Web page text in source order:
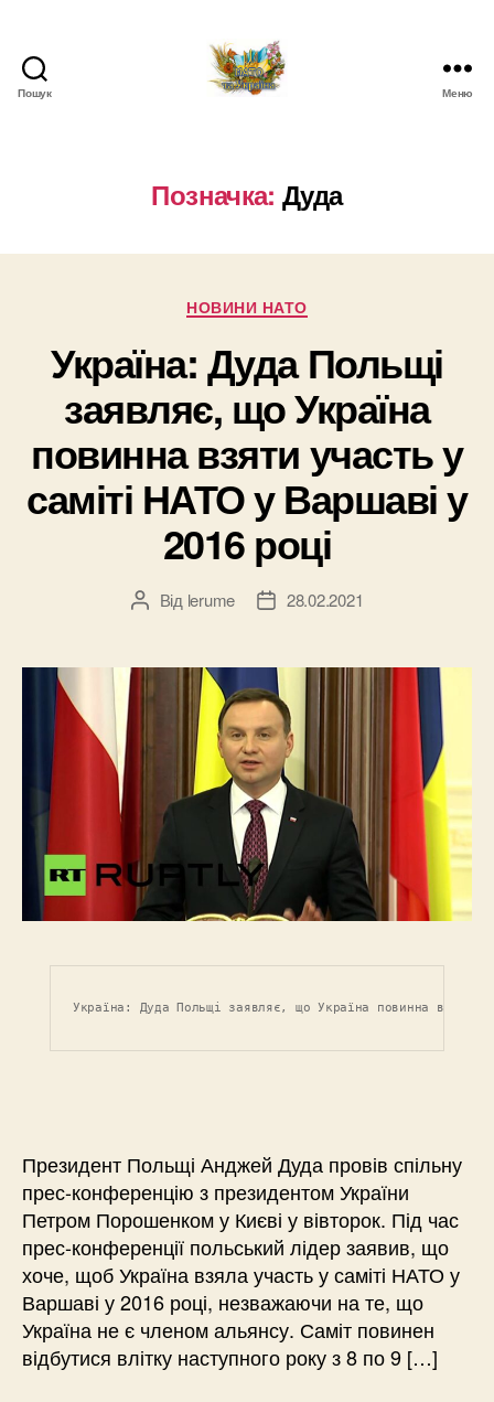
Пошук
Новини
про
в
Меню
Позначка: Дуда
Категорії
НОВИНИ НАТО
Україна: Дуда Польщі
заявляє, що Україна
повинна взяти участь у
саміті НАТО у Варшаві у
2016 році
Автор
Від lerume
Дата28.02.2021
Україна: Дуда Польщі заявляє, що Україна повинна взяти
Президент Польщі Анджей Дуда провів спільну
прес-конференцію з президентом України
Петром Порошенком у Києві у вівторок. Під час
прес-конференції польський лідер заявив, що
хоче, щоб Україна взяла участь у саміті НАТО у
Варшаві у 2016 році, незважаючи на те, що
Україна не є членом альянсу. Саміт повинен
відбутися влітку наступного року з 8 по 9 […]